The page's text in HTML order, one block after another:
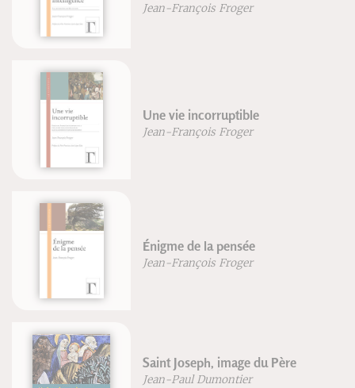
Jean-François Froger
Une vie incorruptible
Jean-François Froger
Énigme de la pensée
Jean-François Froger
Saint Joseph, image du Père
Jean-Paul Dumontier